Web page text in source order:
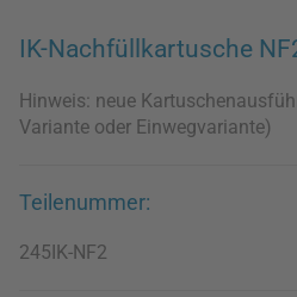
IK-Nachfüllkartusche
Hinweis: neue
Variante oder Einwegvariante)
Teilenummer:
245IK-NF2